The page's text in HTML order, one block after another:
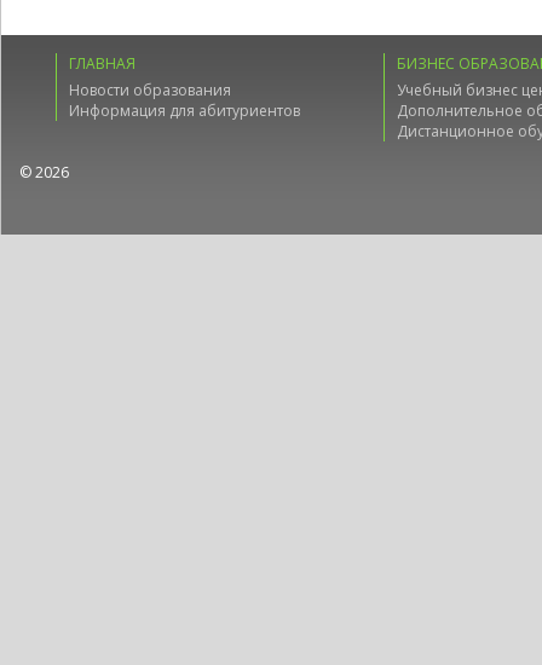
ГЛАВНАЯ
Новости образования
Информация для абитуриентов
БИЗНЕС
Учебный бизнес
Дополнительное
Дистанционное
© 2026